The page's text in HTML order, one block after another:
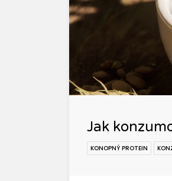
Jak
KONOPNÝ PROTEIN